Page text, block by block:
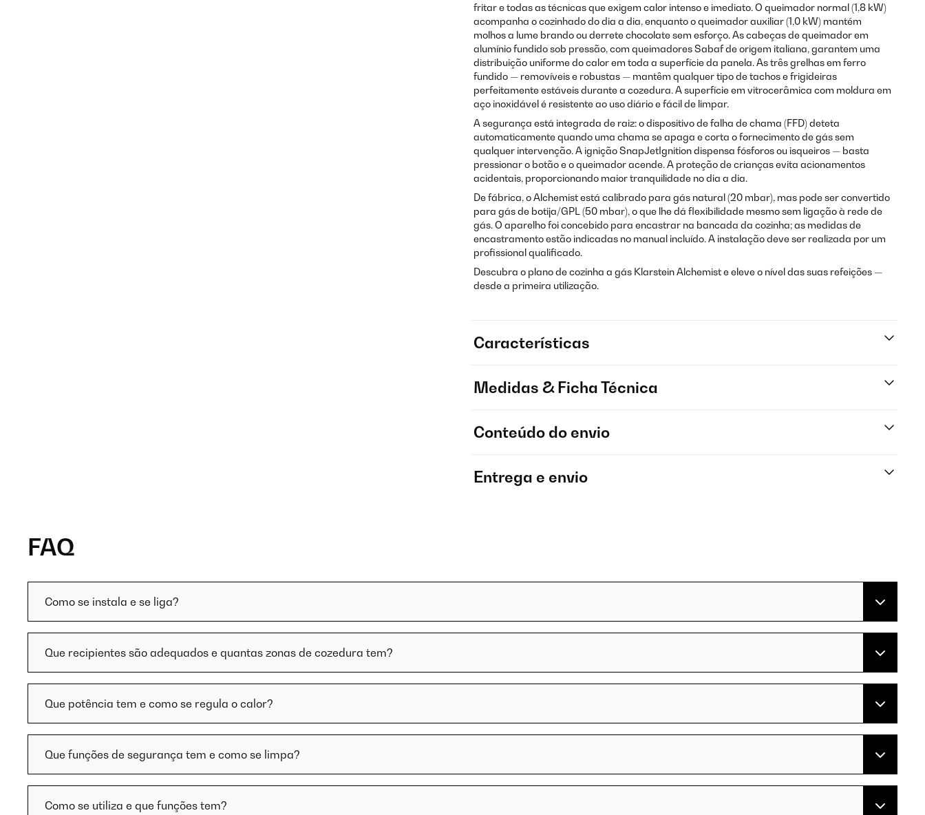
fritar e todas as técnicas que exigem calor intenso e imediato. O queimador normal (1,8 kW)
acompanha o cozinhado do dia a dia, enquanto o queimador auxiliar (1,0 kW) mantém
molhos a lume brando ou derrete chocolate sem esforço. As cabeças de queimador em
alumínio fundido sob pressão, com queimadores Sabaf de origem italiana, garantem uma
distribuição uniforme do calor em toda a superfície da panela. As três grelhas em ferro
fundido — removíveis e robustas — mantêm qualquer tipo de tachos e frigideiras
perfeitamente estáveis durante a cozedura. A superfície em vitrocerâmica com moldura em
aço inoxidável é resistente ao uso diário e fácil de limpar.
A segurança está integrada de raiz: o dispositivo de falha de chama (FFD) deteta
automaticamente quando uma chama se apaga e corta o fornecimento de gás sem
qualquer intervenção. A ignição SnapJetIgnition dispensa fósforos ou isqueiros — basta
pressionar o botão e o queimador acende. A proteção de crianças evita acionamentos
acidentais, proporcionando maior tranquilidade no dia a dia.
De fábrica, o Alchemist está calibrado para gás natural (20 mbar), mas pode ser convertido
para gás de botija/GPL (50 mbar), o que lhe dá flexibilidade mesmo sem ligação à rede de
gás. O aparelho foi concebido para encastrar na bancada da cozinha; as medidas de
encastramento estão indicadas no manual incluído. A instalação deve ser realizada por um
profissional qualificado.
Descubra o plano de cozinha a gás Klarstein Alchemist e eleve o nível das suas refeições —
desde a primeira utilização.
Características
Medidas & Ficha Técnica
Conteúdo do envio
Entrega e envio
FAQ
Como se instala e se liga?
Que recipientes são adequados e quantas zonas de cozedura tem?
Que potência tem e como se regula o calor?
Que funções de segurança tem e como se limpa?
Como se utiliza e que funções tem?